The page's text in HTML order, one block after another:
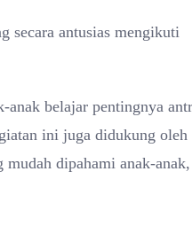
secara antusias mengikuti
anak belajar pentingnya
ini juga didukung oleh
dipahami anak-anak,